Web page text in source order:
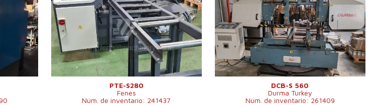
x 1800
Año de fabricación:
2024
Diámetro máx. del material
cortado
280 mm
Peso de la máquina
1000 kg
Dimensiones largo x ancho x
alto
2200 x 1250 x
1300 mm
Potencia del motor eléctrico
principal
1,5 kW
Sistema de control
No
PTE-S280
Fenes
Núm. de inventario: 241437
Año de fabricación:
2015
Diámetro máx. del material
cortado
560 mm
Potencia del motor eléctrico
principal
4 kW
Dimensiones largo x ancho x
alto
3500x1400x2100
Peso de la máquina
3000 kg
Sistema de control
No
DCB-S 560
Durma Turkey
Núm. de inventario: 261409